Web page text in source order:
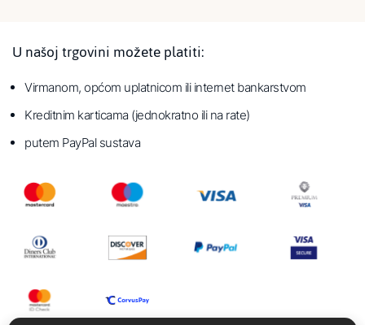
U našoj trgovini možete platiti:
Virmanom, općom uplatnicom ili internet bankarstvom
Kreditnim karticama (jednokratno ili na rate)
putem PayPal sustava